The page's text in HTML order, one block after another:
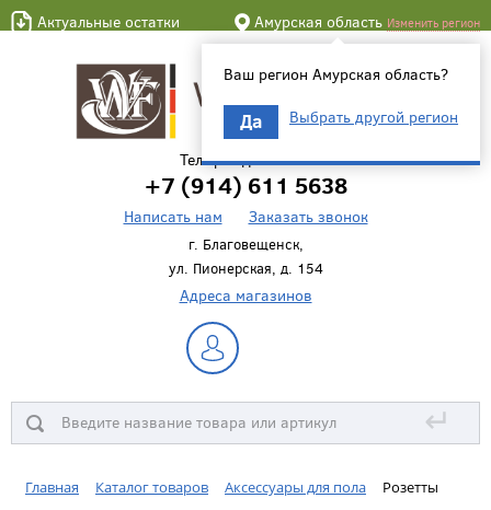
Актуальные остатки Амурская область Изменить регион
Ваш регион Амурская область?
Да Выбрать другой регион
Телефон для связи
+7 (914) 611 5638
Написать нам Заказать звонок
г. Благовещенск,
ул. Пионерская, д. 154
Адреса магазинов
↵
Главная Каталог товаров Аксессуары для пола Розетты